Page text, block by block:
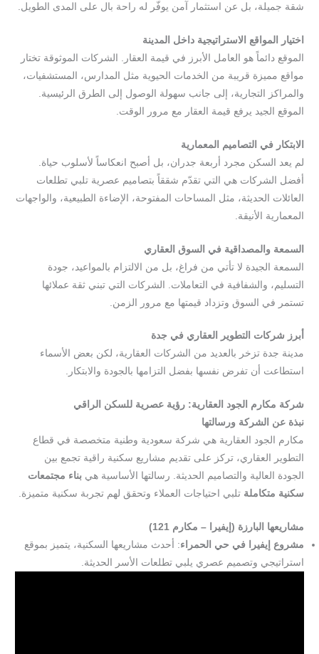
شقة جميلة، بل عن استثمار آمن يوفّر له راحة بال على المدى الطويل.
اختيار المواقع الاستراتيجية داخل المدينة
الموقع دائماً هو العامل الأبرز في قيمة العقار. الشركات الموثوقة تختار
مواقع مميزة قريبة من الخدمات الحيوية مثل المدارس، المستشفيات،
والمراكز التجارية، إلى جانب سهولة الوصول إلى الطرق الرئيسية.
الموقع الجيد يرفع قيمة العقار مع مرور الوقت.
الابتكار في التصاميم المعمارية
لم يعد السكن مجرد أربعة جدران، بل أصبح انعكاساً لأسلوب حياة.
أفضل الشركات هي التي تقدّم شققاً بتصاميم عصرية تلبي تطلعات
العائلات الحديثة، مثل المساحات المفتوحة، الإضاءة الطبيعية، والواجهات
المعمارية الأنيقة.
السمعة والمصداقية في السوق العقاري
السمعة الجيدة لا تأتي من فراغ، بل من الالتزام بالمواعيد، جودة
التسليم، والشفافية في التعاملات. الشركات التي تبني ثقة عملائها
تستمر في السوق وتزداد قيمتها مع مرور الزمن.
أبرز شركات التطوير العقاري في جدة
مدينة جدة تزخر بالعديد من الشركات العقارية، لكن بعض الأسماء
استطاعت أن تفرض نفسها بفضل التزامها بالجودة والابتكار.
شركة مكارم الجود العقارية: رؤية عصرية للسكن الراقي
نبذة عن الشركة ورسالتها
مكارم الجود العقارية هي شركة سعودية وطنية متخصصة في قطاع
التطوير العقاري، تركز على تقديم مشاريع سكنية راقية تجمع بين
الجودة العالية والتصاميم الحديثة. رسالتها الأساسية هيبناء مجتمعات
سكنية متكاملة تلبي احتياجات العملاء وتحقق لهم تجربة سكنية متميزة.
مشاريعها البارزة (إيفيرا – مكارم 121)
مشروع إيفيرا في حي الحمراء: أحدث مشاريعها السكنية، يتميز بموقع
استراتيجي وتصميم عصري يلبي تطلعات الأسر الحديثة.